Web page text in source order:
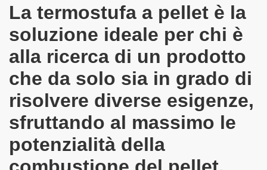
La termostufa a pellet è la
soluzione ideale per chi è
alla ricerca di un prodotto
che da solo sia in grado di
risolvere diverse esigenze,
sfruttando al massimo le
potenzialità della
TOSCA